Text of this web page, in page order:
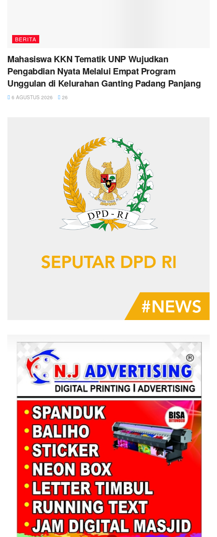
BERITA
Mahasiswa KKN Tematik UNP Wujudkan
Pengabdian Nyata Melalui Empat Program
Unggulan di Kelurahan Ganting Padang Panjang
6 AGUSTUS 2026 26